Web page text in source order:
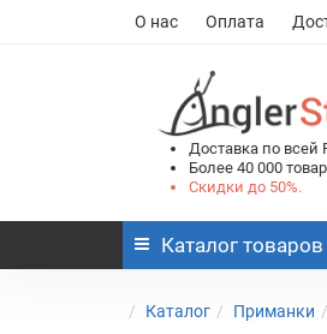
О нас Оплата
Доставка по всей
Более 40 000
Скидки до 50%.
Каталог товаров
Каталог Приманки